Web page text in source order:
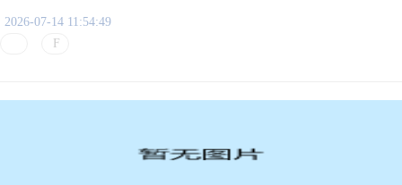
2026-07-14 11:54:49